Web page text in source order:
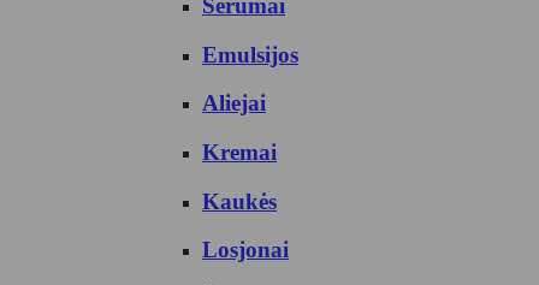
Serumai
Emulsijos
Aliejai
Kremai
Kaukės
Losjonai